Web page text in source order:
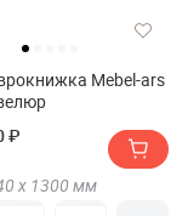
Mebel-ars
₽
х 1300 мм